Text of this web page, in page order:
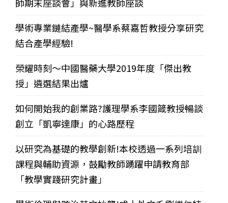
學術專業鏈結產學~醫學系蔡嘉哲教授分享研究
結合產學經驗!
榮耀時刻～中國醫藥大學2019年度「傑出教
授」遴選結果出爐
如何開始我的創業路?護理學系李國箴教授暢談
創立「凱寧達康」的心路歷程
以研究為基礎的教學創新!本校透過一系列培訓
課程與輔助資源，鼓勵教師踴躍申請教育部
「教學實踐研究計畫」